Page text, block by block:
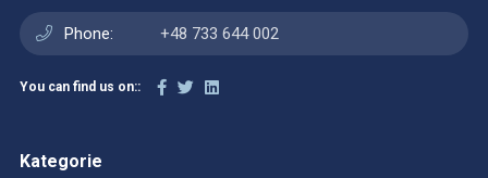
Phone: +48 733 644 002
You can find us on::
Kategorie